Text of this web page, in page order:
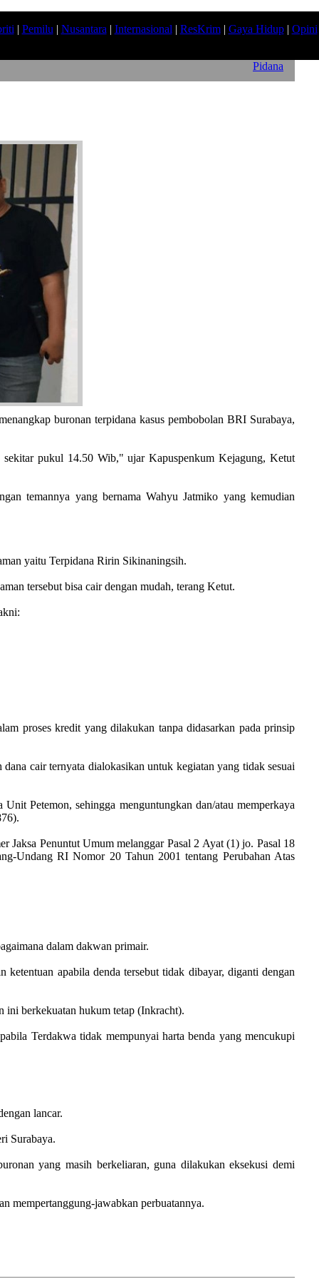
| Pemilu | Nusantara | Internasional | ResKrim| Gaya Hidup| Opini
Pidana
buronan terpidana kasus pembobolan BRI Surabaya,
pukul 14.50 Wib," ujar Kapuspenkum Kejagung, Ketut
temannya yang bernama Wahyu Jatmiko yang kemudian
yaitu Terpidana Ririn Sikinaningsih.
tersebut bisa cair dengan mudah, terang Ketut.
proses kredit yang dilakukan tanpa didasarkan pada prinsip
cair ternyata dialokasikan untuk kegiatan yang tidak sesuai
Petemon, sehingga menguntungkan dan/atau memperkaya
Jaksa Penuntut Umum melanggar Pasal 2 Ayat (1) jo. Pasal 18
Undang RI Nomor 20 Tahun 2001 tentang Perubahan Atas
dalam dakwan primair.
apabila denda tersebut tidak dibayar, diganti dengan
ini berkekuatan hukum tetap (Inkracht).
Terdakwa tidak mempunyai harta benda yang mencukupi
lancar.
Surabaya.
yang masih berkeliaran, guna dilakukan eksekusi demi
mempertanggung-jawabkan perbuatannya.